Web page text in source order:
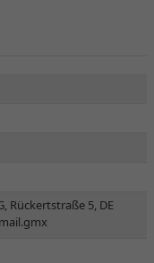
Rückertstraße 5, DE